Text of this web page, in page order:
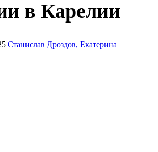
в Карелии
Станислав Дроздов, Екатерина